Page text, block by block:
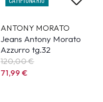
ANTONY MORATO
Jeans Antony Morato
Azzurro tg.32
120,00 €
71,99€